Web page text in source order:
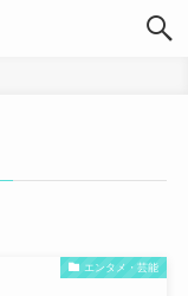
エンタメ・芸能